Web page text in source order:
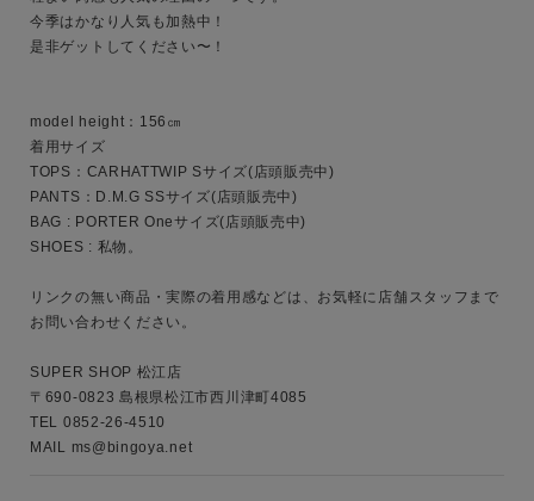
カテゴリ
今季はかなり人気も加熱中！
是非ゲットしてください〜！
model height：156㎝
着用サイズ
TOPS：CARHATTWIP Sサイズ(店頭販売中)
PANTS：D.M.G SSサイズ(店頭販売中)
BAG : PORTER Oneサイズ(店頭販売中)
SHOES : 私物。
リンクの無い商品・実際の着用感などは、お気軽に店舗スタッフまで
お問い合わせください。
SUPER SHOP 松江店
〒690-0823 島根県松江市西川津町4085
TEL 0852-26-4510
MAIL ms@bingoya.net